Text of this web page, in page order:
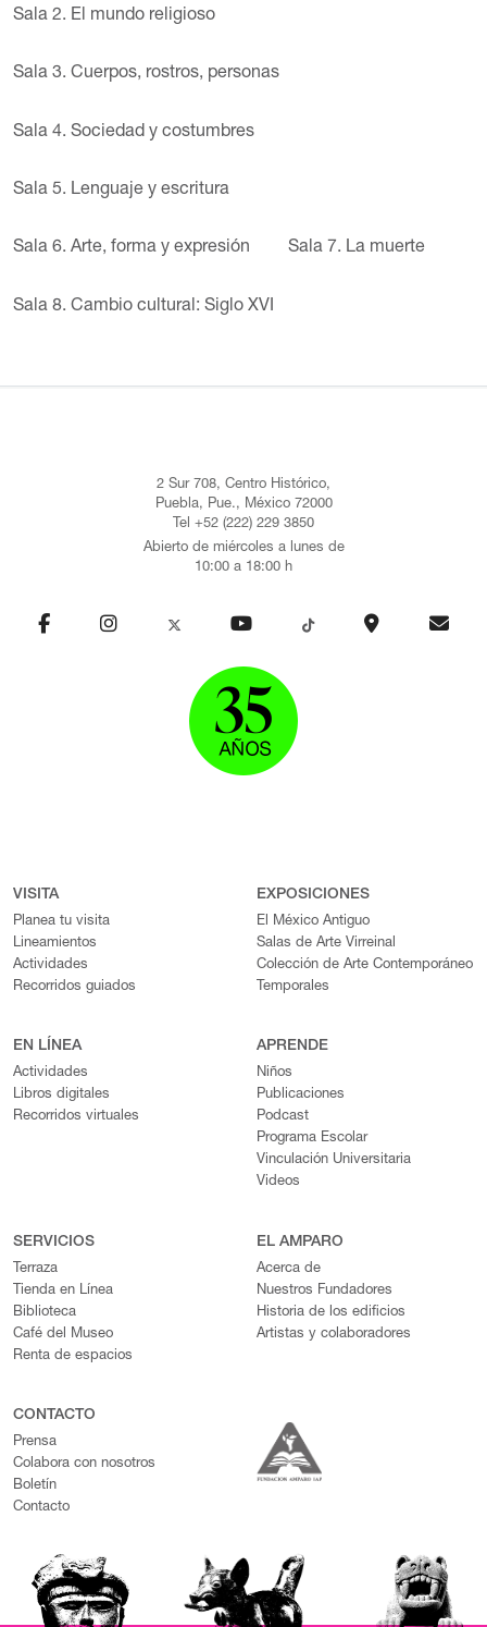
Sala 2. El mundo religioso
Sala 3. Cuerpos, rostros, personas
Sala 4. Sociedad y costumbres
Sala 5. Lenguaje y escritura
Sala 6. Arte, forma y expresión Sala 7. La muerte
Sala 8. Cambio cultural: Siglo XVI
2 Sur 708, Centro Histórico,
Puebla, Pue., México 72000
Tel +52 (222) 229 3850
Abierto de miércoles a lunes de
10:00 a 18:00 h
VISITA
Planea tu visita
Lineamientos
Actividades
Recorridos guiados
EXPOSICIONES
El México Antiguo
Salas de Arte Virreinal
Colección de Arte Contemporáneo
Temporales
EN LÍNEA
Actividades
Libros digitales
Recorridos virtuales
APRENDE
Niños
Publicaciones
Podcast
Programa Escolar
Vinculación Universitaria
Videos
SERVICIOS
Terraza
Tienda en Línea
Biblioteca
Café del Museo
Renta de espacios
EL AMPARO
Acerca de
Nuestros Fundadores
Historia de los edificios
Artistas y colaboradores
CONTACTO
Prensa
Colabora con nosotros
Boletín
Contacto